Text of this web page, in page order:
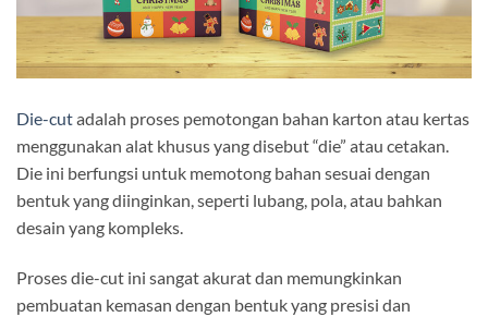
Die-cutadalah proses pemotongan bahan karton atau kertas
menggunakan alat khusus yang disebut “die” atau cetakan.
Die ini berfungsi untuk memotong bahan sesuai dengan
bentuk yang diinginkan, seperti lubang, pola, atau bahkan
desain yang kompleks.
Proses die-cut ini sangat akurat dan memungkinkan
pembuatan kemasan dengan bentuk yang presisi dan